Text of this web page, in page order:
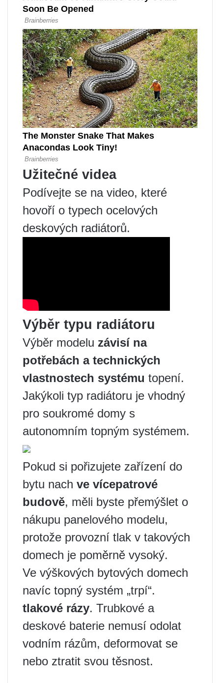
Užitečné videa
Podívejte se na video, které
hovoří o typech ocelových
deskových radiátorů.
Výběr typu radiátoru
Výběr modelu závisí na
potřebách a technických
vlastnostech systému topení.
Jakýkoli typ radiátoru je vhodný
pro soukromé domy s
autonomním topným systémem.
Pokud si pořizujete zařízení do
bytu nach ve vícepatrové
budově, měli byste přemýšlet o
nákupu panelového modelu,
protože provozní tlak v takových
domech je poměrně vysoký.
Ve výškových bytových domech
navíc topný systém „trpí“.
tlakové rázy. Trubkové a
deskové baterie nemusí odolat
vodním rázům, deformovat se
nebo ztratit svou těsnost.